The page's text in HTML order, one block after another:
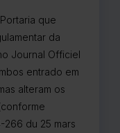
que
da
Journal Officiel
entrado em
alteram os
du 25 mars